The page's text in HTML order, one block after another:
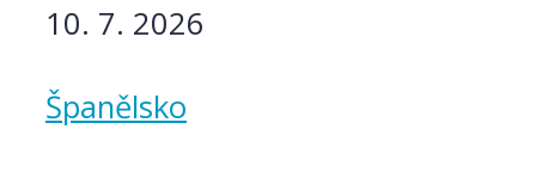
10. 7. 2026
Španělsko